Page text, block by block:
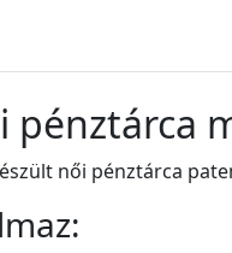
pénztárca
női pénztárca